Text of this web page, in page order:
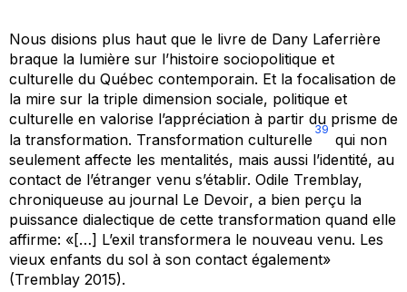
Nous disions plus haut que le livre de Dany Laferrière
braque la lumière sur l’histoire sociopolitique et
culturelle du Québec contemporain. Et la focalisation de
la mire sur la triple dimension sociale, politique et
culturelle en valorise l’appréciation à partir du prisme de
la transformation. Transformation culturelle
39
qui non
seulement affecte les mentalités, mais aussi l’identité, au
contact de l’étranger venu s’établir. Odile Tremblay,
chroniqueuse au journal Le Devoir, a bien perçu la
puissance dialectique de cette transformation quand elle
affirme: «[…] L’exil transformera le nouveau venu. Les
vieux enfants du sol à son contact également»
(Tremblay 2015).